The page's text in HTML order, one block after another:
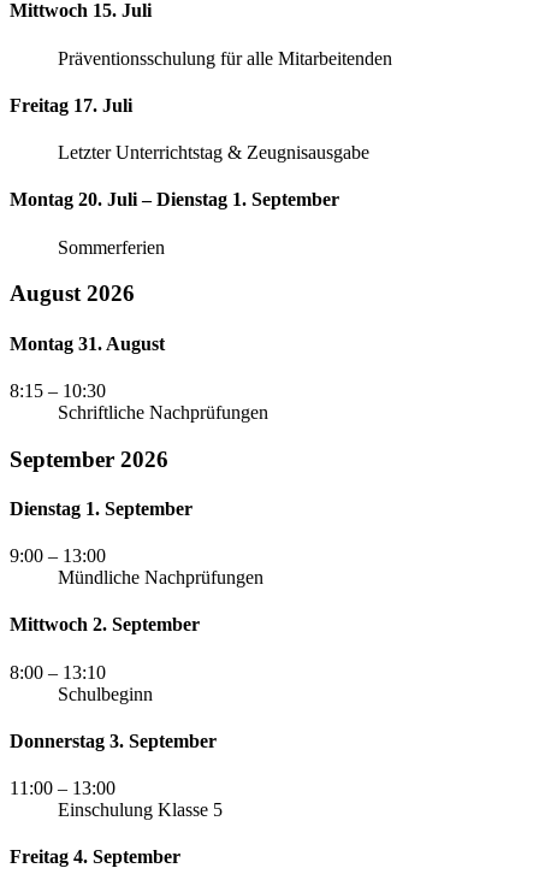
Mittwoch 15. Juli
Präventionsschulung für alle Mitarbeitenden
Freitag 17. Juli
Letzter Unterrichtstag & Zeugnisausgabe
Montag 20. Juli – Dienstag 1. September
Sommerferien
August 2026
Montag 31. August
8:15 – 10:30
Schriftliche Nachprüfungen
September 2026
Dienstag 1. September
9:00 – 13:00
Mündliche Nachprüfungen
Mittwoch 2. September
8:00 – 13:10
Schulbeginn
Donnerstag 3. September
11:00 – 13:00
Einschulung Klasse 5
Freitag 4. September